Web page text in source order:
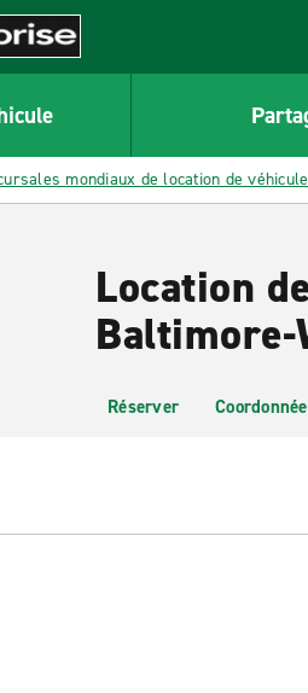
mondiaux de location de véhicule
Location
Réserver